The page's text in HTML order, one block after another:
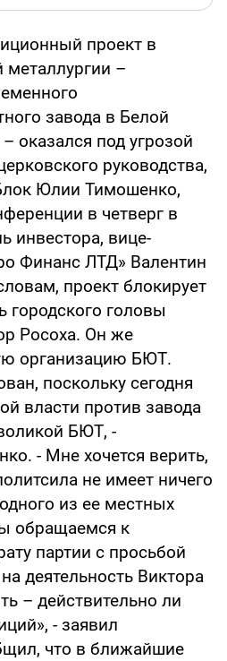
проект в
металлургии –
завода в Белой
оказался под угрозой
руководства,
Юлии Тимошенко,
в четверг в
инвестора, вице-
Финанс ЛТД» Валентин
проект блокирует
городского головы
Росоха. Он же
организацию БЮТ.
поскольку сегодня
власти против завода
БЮТ, -
- Мне хочется верить,
не имеет ничего
из ее местных
обращаемся к
партии с просьбой
деятельность Виктора
– действительно ли
- заявил
что в ближайшие